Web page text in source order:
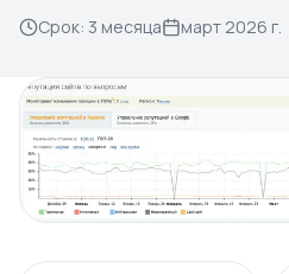
Срок: 3 месяца март 2026 г.